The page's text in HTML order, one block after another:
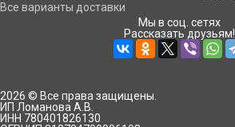
Все варианты доставки
Мы в соц. сетях
Рассказать друзьям!
2026 © Все права защищены.
ИП Ломанова А.В.
ИНН 780401826130